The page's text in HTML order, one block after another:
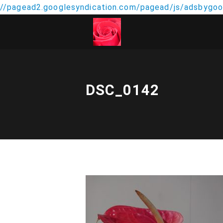
//pagead2.googlesyndication.com/pagead/js/
DSC_0142